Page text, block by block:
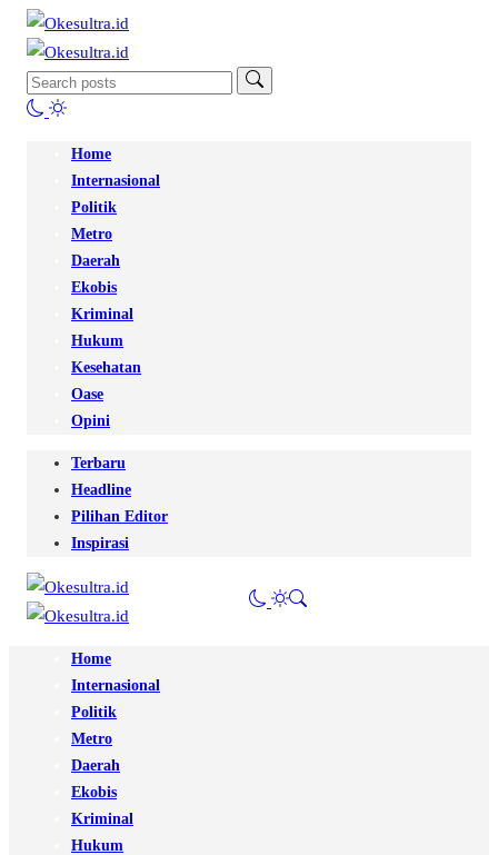
Home
Internasional
Politik
Metro
Daerah
Ekobis
Kriminal
Hukum
Kesehatan
Oase
Opini
Terbaru
Headline
Pilihan Editor
Inspirasi
Home
Internasional
Politik
Metro
Daerah
Ekobis
Kriminal
Hukum